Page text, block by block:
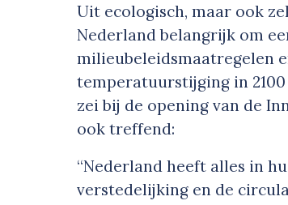
Uit ecologisch, maar ook
Nederland belangrijk om
milieubeleidsmaatregelen
temperatuurstijging in
zei bij de opening van de
ook treffend:
“Nederland heeft alles in
verstedelijking en de